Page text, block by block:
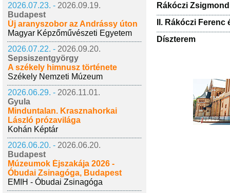
2026.07.23. - 2026.09.19.
Budapest
Új aranyszobor az Andrássy úton
Magyar Képzőművészeti Egyetem
2026.07.22. - 2026.09.20.
Sepsiszentgyörgy
A székely himnusz története
Székely Nemzeti Múzeum
2026.06.29. - 2026.11.01.
Gyula
Minduntalan. Krasznahorkai
László prózavilága
Kohán Képtár
2026.06.20. - 2026.06.20.
Budapest
Múzeumok Éjszakája 2026 -
Óbudai Zsinagóga, Budapest
EMIH - Óbudai Zsinagóga
Rákóczi
II. Rákóczi Ferenc
Díszterem